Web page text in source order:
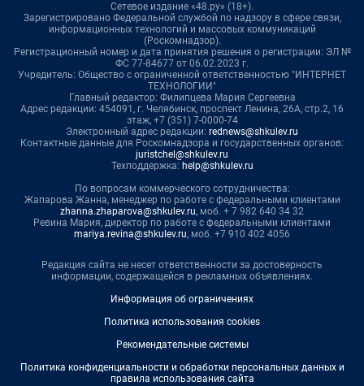
Сетевое издание «48.ру» (18+).
Зарегистрировано Федеральной службой по надзору в сфере связи,
информационных технологий и массовых коммуникаций
(Роскомнадзор).
Регистрационный номер и дата принятия решения о регистрации: ЭЛ №
ФС 77-84677 от 06.02.2023 г.
Учредитель: Общество с ограниченной ответственностью "ИНТЕРНЕТ
ТЕХНОЛОГИИ"
Главный редактор: Филипцева Мария Сергеевна
Адрес редакции: 454091, г. Челябинск, проспект Ленина, 26А, стр.2, 16
этаж, +7 (351) 7-0000-74
Электронный адрес редакции: rednews@shkulev.ru
Контактные данные для Роскомнадзора и государственных органов:
juristchel@shkulev.ru
Техподдержка: help@shkulev.ru
По вопросам коммерческого сотрудничества:
Жапарова Жанна, менеджер по работе с федеральными клиентами
zhanna.zhaparova@shkulev.ru, моб. + 7 982 640 34 32
Ревина Мария, директор по работе с федеральными клиентами
mariya.revina@shkulev.ru, моб. +7 910 402 4056
Редакция сайта не несет ответственности за достоверность
информации, содержащейся в рекламных объявлениях.
Информация об ограничениях
Политика использования cookies
Рекомендательные системы
Политика конфиденциальности и обработки персональных данных и
правила использования сайта